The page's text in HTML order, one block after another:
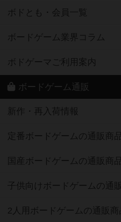
ボドとも・会員一覧
ボードゲーム業界コラム
ボドゲーマご利用案内
ボードゲーム通販
新作・再入荷情報
定番ボードゲームの通販商
国産ボードゲームの通販商
子供向けボードゲームの通
2人用ボードゲームの通販商